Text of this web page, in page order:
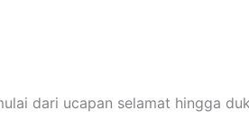
dari ucapan selamat hingga